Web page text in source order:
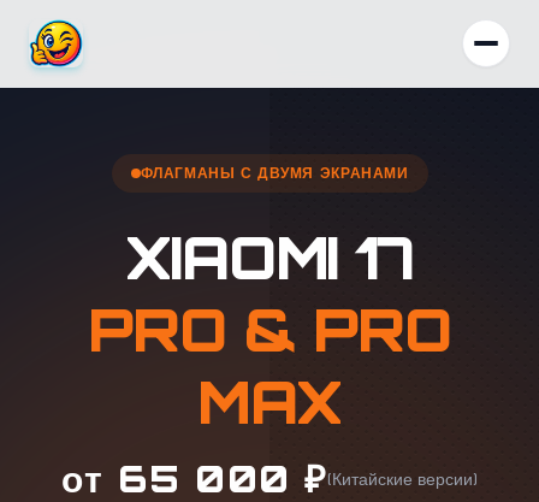
ФЛАГМАНЫ С ДВУМЯ ЭКРАНАМИ
XIAOMI 17
PRO & PRO
MAX
от 65 000 ₽(Китайские версии)